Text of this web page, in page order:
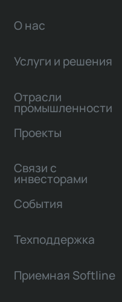
О нас
Услуги и решения
Отрасли
промышленности
Проекты
Связи с
инвесторами
События
Техподдержка
Приемная Softline